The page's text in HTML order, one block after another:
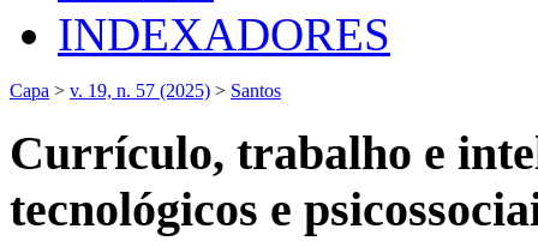
INDEXADORES
Capa > v. 19, n. 57 (2025) > Santos
Currículo, trabalho e
tecnológicos e